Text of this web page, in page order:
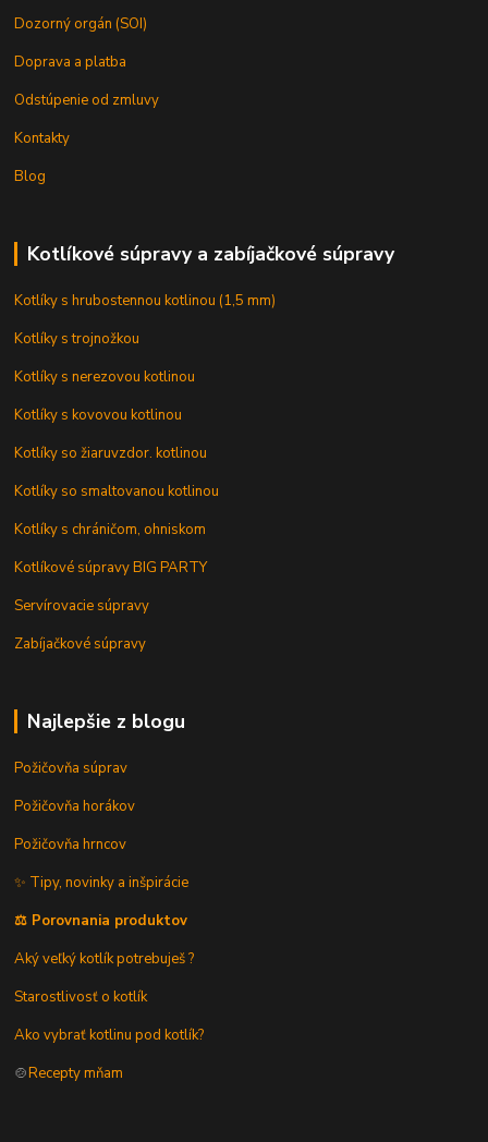
Dozorný orgán (SOI)
Doprava a platba
Odstúpenie od zmluvy
Kontakty
Blog
Kotlíkové súpravy a zabíjačkové súpravy
Kotlíky s hrubostennou kotlinou (1,5 mm)
Kotlíky s trojnožkou
Kotlíky s nerezovou kotlinou
Kotlíky s kovovou kotlinou
Kotlíky so žiaruvzdor. kotlinou
Kotlíky so smaltovanou kotlinou
Kotlíky s chráničom, ohniskom
Kotlíkové súpravy BIG PARTY
Servírovacie súpravy
Zabíjačkové súpravy
Najlepšie z blogu
Požičovňa súprav
Požičovňa horákov
Požičovňa hrncov
✨ Tipy, novinky a inšpirácie
⚖️ Porovnania produktov
Aký veľký kotlík potrebuješ ?
Starostlivosť o kotlík
Ako vybrať kotlinu pod kotlík?
🍲Recepty mňam